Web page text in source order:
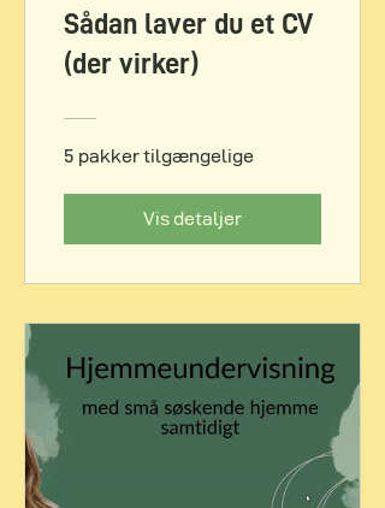
Sådan laver du et CV
(der virker)
5 pakker tilgængelige
Vis detaljer